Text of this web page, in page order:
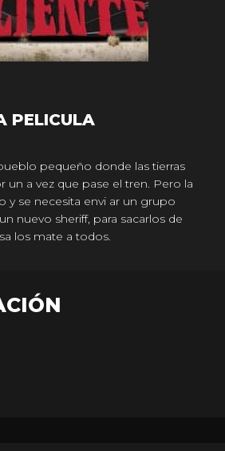
PELICULA
pequeño donde las tierras
un a vez que pase el tren. Pero la
y se necesita envi ar un grupo
nuevo sheriff, para sacarlos de
los mate a todos.